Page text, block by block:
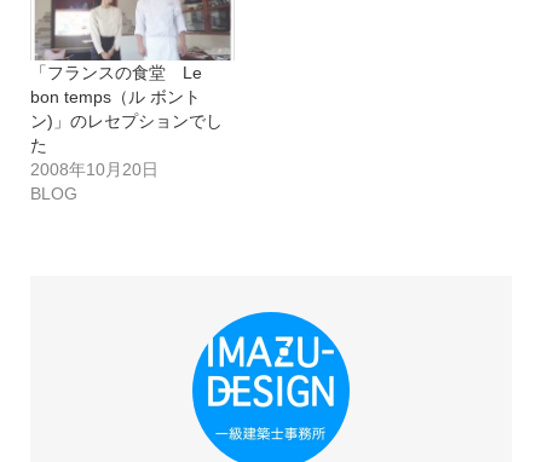
「フランスの食堂 Le
bon temps（ル ボント
ン)」のレセプションでし
た
2008年10月20日
BLOG